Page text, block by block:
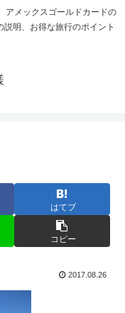
アメックスゴールドカードの
明、お得な旅行のポイント
はてブ
コピー
2017.08.26